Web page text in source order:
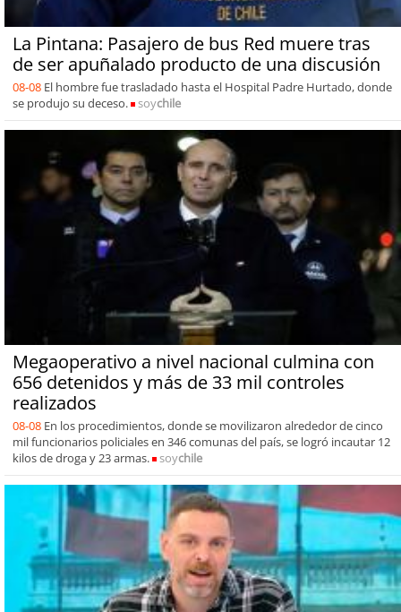
La Pintana: Pasajero de bus Red muere tras
de ser apuñalado producto de una discusión
08-08 El hombre fue trasladado hasta el Hospital Padre Hurtado, donde
se produjo su deceso.
soychile
Megaoperativo a nivel nacional culmina con
656 detenidos y más de 33 mil controles
realizados
08-08 En los procedimientos, donde se movilizaron alrededor de cinco
mil funcionarios policiales en 346 comunas del país, se logró incautar 12
kilos de droga y 23 armas.
soychile